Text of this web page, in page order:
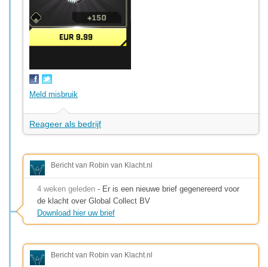
Meld misbruik
Reageer als bedrijf
Bericht van Robin van Klacht.nl
4 weken geleden - Er is een nieuwe brief gegenereerd voor
de klacht over Global Collect BV
Download hier uw brief
Bericht van Robin van Klacht.nl